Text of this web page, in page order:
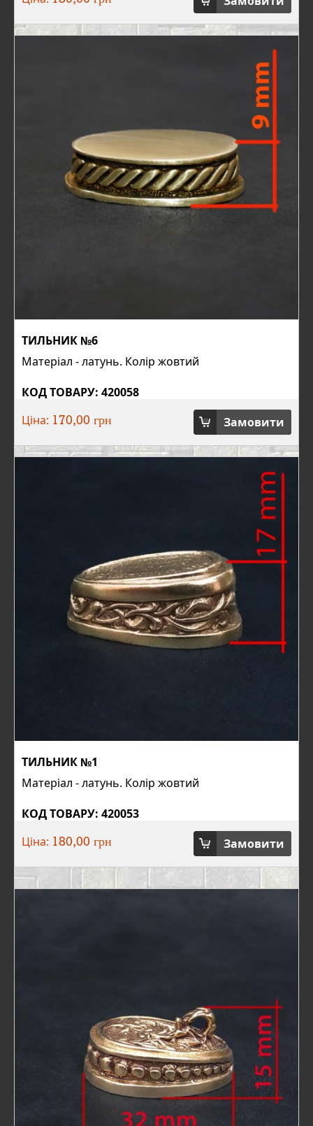
ТИЛЬНИК №6
Матеріал - латунь. Колір жовтий
КОД ТОВАРУ: 420058
Ціна: 170,00 грн Замовити
ТИЛЬНИК №1
Матеріал - латунь. Колір жовтий
КОД ТОВАРУ: 420053
Ціна: 180,00 грн Замовити